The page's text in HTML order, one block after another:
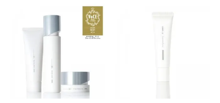
にとり、メイクとしっかりなじませ
てください。3.メイクとなじんだ
ら、水またはぬるま湯でよく洗い流
感を。効果的なシナジー設計で、あ
なたのエイジングケアを応援しま
す。*1 メラニンの生成を抑え、シ
ミ・ソバカスを防ぐ（ウォッシュを
乾燥による*7 保湿成分*8 ロニ
による肌悩み一つ一つを対処するの
ではなく、肌で起きていることの根
本原因に着目。加齢とともに現れる
年齢サインについて研究を進めたと
リのなさ」や、くすみ(*7)などが現
れている状態である「透明感のな
さ」が、大人の肌印象に大きな影響
を与えていることがわかりました。
そこでオルビスユー ドットシリー
よる肌悩み一つ一つを対処するので
はなく、肌で起きていることの根本
原因に着目。加齢とともに現れる年
齢サインについて研究を進めたとこ
えていることがわかりました。そこ